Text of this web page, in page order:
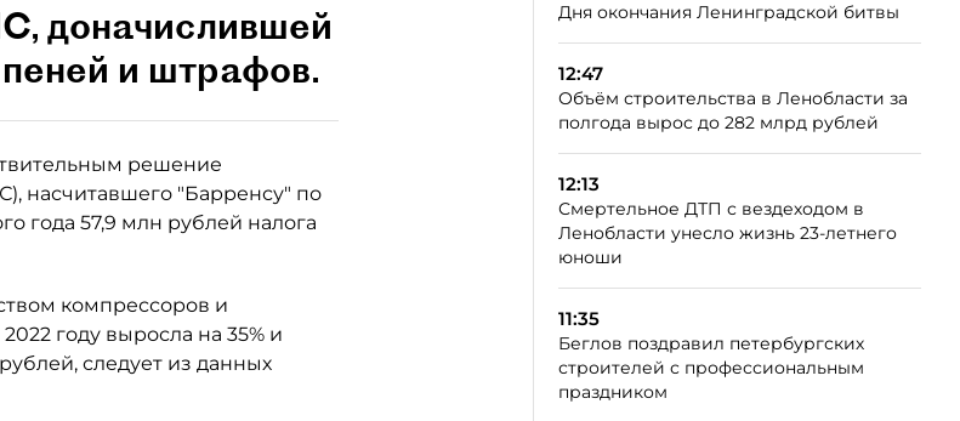
доначислившей
и штрафов.
решение
насчитавшего "Барренсу" по
года 57,9 млн рублей налога
компрессоров и
году выросла на 35% и
следует из данных
Дня окончания Ленинградской битвы
12:47
Объём строительства в Ленобласти за
полгода вырос до 282 млрд рублей
12:13
Смертельное ДТП с вездеходом в
Ленобласти унесло жизнь 23-летнего
юноши
11:35
Беглов поздравил петербургских
строителей с профессиональным
праздником